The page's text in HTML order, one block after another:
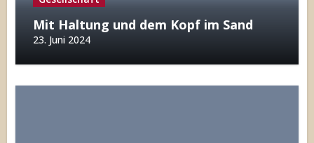
Mit Haltung und dem Kopf im Sand
23. Juni 2024